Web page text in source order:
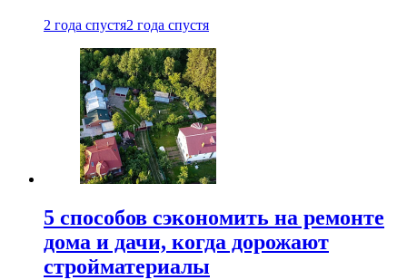
2 года спустя2 года спустя
5 способов сэкономить на ремонте
дома и дачи, когда дорожают
стройматериалы